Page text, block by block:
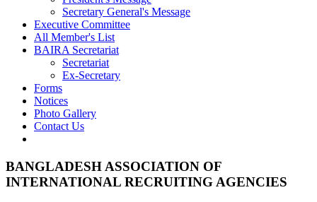
Secretary General's Message
Executive Committee
All Member's List
BAIRA Secretariat
Secretariat
Ex-Secretary
Forms
Notices
Photo Gallery
Contact Us
BANGLADESH ASSOCIATION OF
INTERNATIONAL RECRUITING AGENCIES